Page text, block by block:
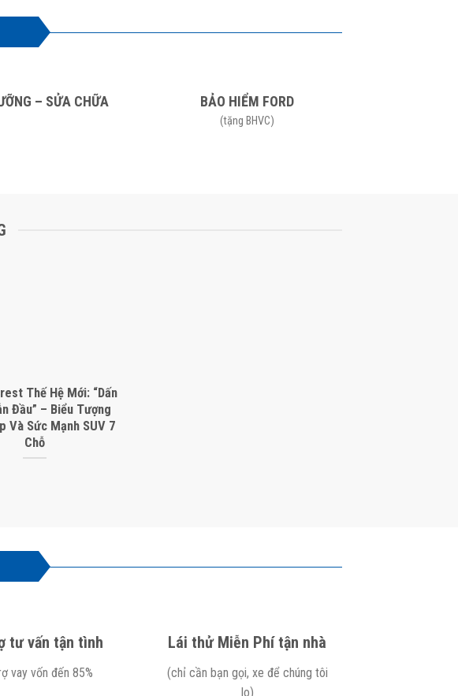
– SỬA CHỮA BẢO HIỂM FORD
(tặng BHVC)
Thế Hệ Mới: “Dấn
Đầu” – Biểu Tượng
Và Sức Mạnh SUV 7
Chỗ
tư vấn tận tình
vay vốn đến 85%
Lái thử Miễn Phí tận nhà
(chỉ cần bạn gọi, xe để chúng tôi
lo)